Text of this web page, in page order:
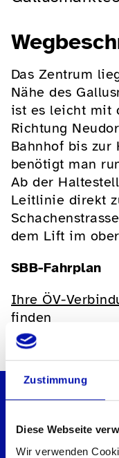
Zustimmung
Diese Webseite
Wir verwenden
Das Zentrum
Nähe des
ist es leicht mit
Richtung
Bahnhof bis zur
benötigt man
Ab der
Leitlinie direkt
dem Lift im
SBB-Fahrplan
Ihre ÖV-
finden